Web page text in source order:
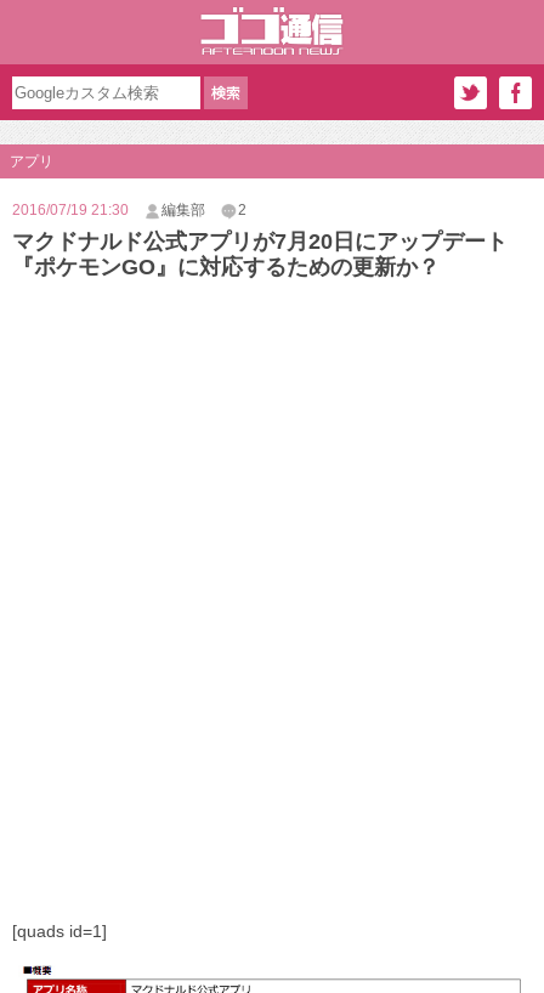
アプリ
2016/07/19 21:30 編集部 2
マクドナルド公式アプリが7月20日にアップデート
『ポケモンGO』に対応するための更新か？
[quads id=1]